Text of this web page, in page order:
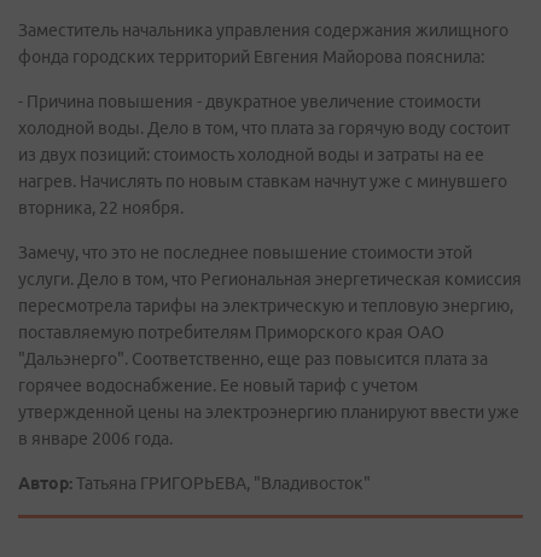
Заместитель начальника управления содержания жилищного
фонда городских территорий Евгения Майорова пояснила:
- Причина повышения - двукратное увеличение стоимости
холодной воды. Дело в том, что плата за горячую воду состоит
из двух позиций: стоимость холодной воды и затраты на ее
нагрев. Начислять по новым ставкам начнут уже с минувшего
вторника, 22 ноября.
Замечу, что это не последнее повышение стоимости этой
услуги. Дело в том, что Региональная энергетическая комиссия
пересмотрела тарифы на электрическую и тепловую энергию,
поставляемую потребителям Приморского края ОАО
"Дальэнерго". Соответственно, еще раз повысится плата за
горячее водоснабжение. Ее новый тариф с учетом
утвержденной цены на электроэнергию планируют ввести уже
в январе 2006 года.
Автор:Татьяна ГРИГОРЬЕВА, "Владивосток"